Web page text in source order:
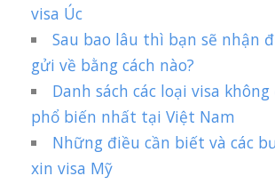
visa Úc
Sau bao lâu thì bạn sẽ nhận
gửi về bằng cách nào?
Danh sách các loại visa
phổ biến nhất tại Việt Nam
Những điều cần biết và các
xin visa Mỹ